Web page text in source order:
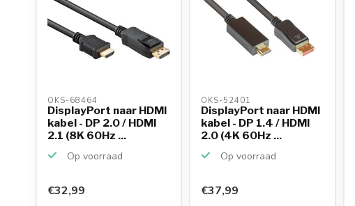
OKS-68464
DisplayPort naar HDMI
kabel - DP 2.0 / HDMI
2.1 (8K 60Hz ...
Op voorraad
€32,99
OKS-52401
DisplayPort naar HDMI
kabel - DP 1.4 / HDMI
2.0 (4K 60Hz ...
Op voorraad
€37,99